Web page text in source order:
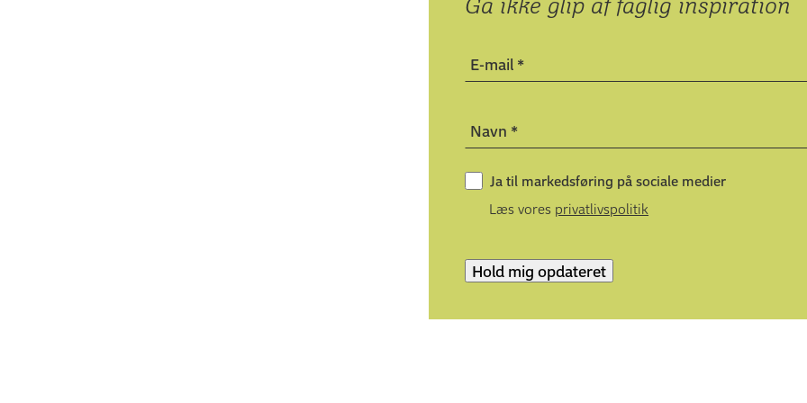
hvilket du skal dokumentere overfor EK via dit CV:
Hvis du ikke er faglært, skal du have opnået den
gennemført den adgangsgivende uddannelse.
Hvis du ikke opfylder kravene, kan du muligvis optages
E-mail *
Navn *
Ja til markedsføring på sociale medier
Læs vores privatlivspolitik
Hold mig opdateret